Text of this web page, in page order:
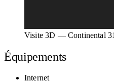
Visite 3D — Continental
Équipements
Internet